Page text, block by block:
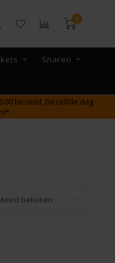
0
Snaren
besteld, Dezelfde dag